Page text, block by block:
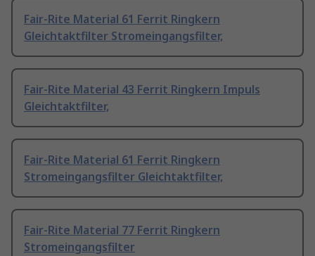
Fair-Rite Material 61 Ferrit Ringkern
Gleichtaktfilter Stromeingangsfilter,
Fair-Rite Material 43 Ferrit Ringkern Impuls
Gleichtaktfilter,
Fair-Rite Material 61 Ferrit Ringkern
Stromeingangsfilter Gleichtaktfilter,
Fair-Rite Material 77 Ferrit Ringkern
Stromeingangsfilter